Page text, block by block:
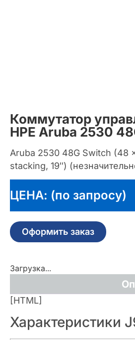
Коммутатор
HPE Aruba 2530
Aruba 2530 48G Switch (48
stacking, 19″)
ЦЕНА: (по запросу)
Оформить заказ
Загрузка...
[HTML]
Характеристики